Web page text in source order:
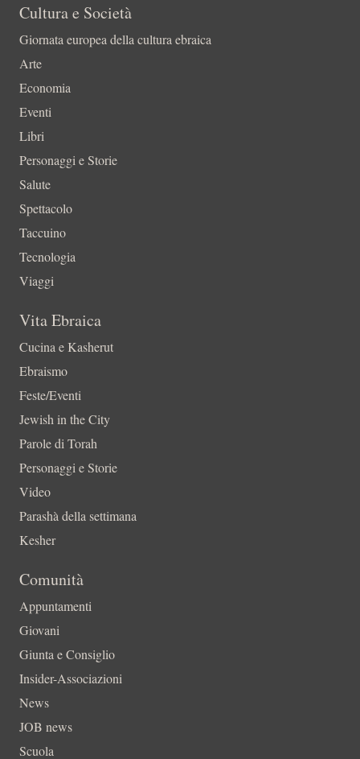
Cultura e Società
Giornata europea della cultura ebraica
Arte
Economia
Eventi
Libri
Personaggi e Storie
Salute
Spettacolo
Taccuino
Tecnologia
Viaggi
Vita Ebraica
Cucina e Kasherut
Ebraismo
Feste/Eventi
Jewish in the City
Parole di Torah
Personaggi e Storie
Video
Parashà della settimana
Kesher
Comunità
Appuntamenti
Giovani
Giunta e Consiglio
Insider-Associazioni
News
JOB news
Scuola